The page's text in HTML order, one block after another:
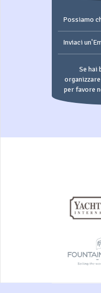
Possiamo
Inviaci
Se hai
per favore